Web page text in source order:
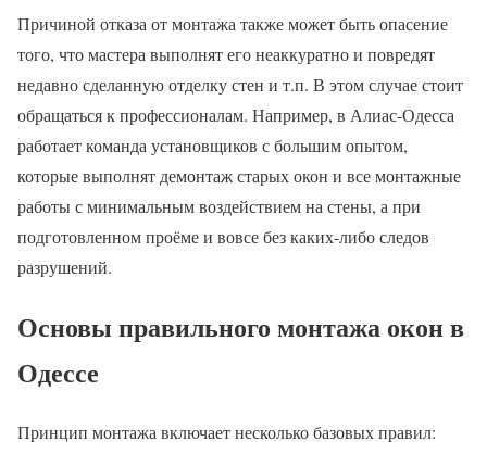
Причиной отказа от монтажа также может быть опасение
того, что мастера выполнят его неаккуратно и повредят
недавно сделанную отделку стен и т.п. В этом случае стоит
обращаться к профессионалам. Например, в Алиас-Одесса
работает команда установщиков с большим опытом,
которые выполнят демонтаж старых окон и все монтажные
работы с минимальным воздействием на стены, а при
подготовленном проёме и вовсе без каких-либо следов
разрушений.
Основы правильного монтажа окон в
Одессе
Принцип монтажа включает несколько базовых правил: